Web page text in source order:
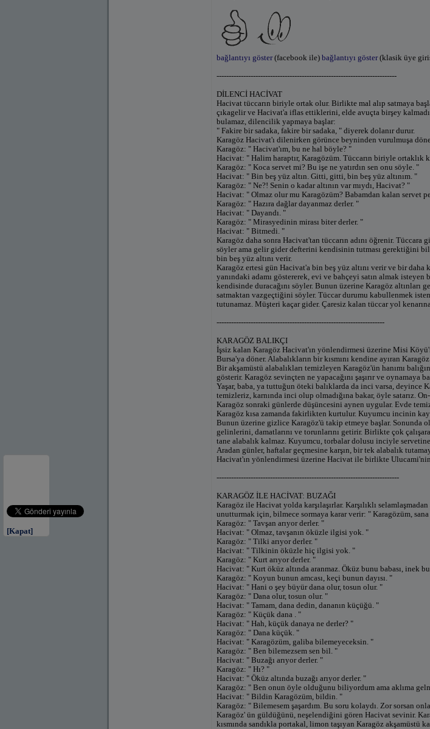
[Kapat]
bağlantıyı göster(facebook ile) bağlantıyı göster(klasik üye
--------------------------------------------------------------------------
DİLENCİ HACİVAT
Hacivat tüccarın biriyle ortak olur. Birlikte mal alıp satmaya
çıkagelir ve Hacivat'a iflas ettiklerini, elde avuçta birşey
bulamaz, dilencilik yapmaya başlar:
" Fakire bir sadaka, fakire bir sadaka, " diyerek dolanır durur.
Karagöz Hacivat'ı dilenirken görünce beyninden vurulmuşa
Karagöz: " Hacivat'ım, bu ne hal böyle? "
Hacivat: " Halim haraptır, Karagözüm. Tüccarın biriyle ortaklık
Karagöz: " Koca servet mi? Bu işe ne yatırdın sen onu söyle. "
Hacivat: " Bin beş yüz altın. Gitti, gitti, bin beş yüz altınım. "
Karagöz: " Ne?! Senin o kadar altının var mıydı, Hacivat? "
Hacivat: " Olmaz olur mu Karagözüm? Babamdan kalan servet
Karagöz: " Hazıra dağlar dayanmaz derler. "
Hacivat: " Dayandı. "
Karagöz: " Mirasyedinin mirası biter derler. "
Hacivat: " Bitmedi. "
Karagöz daha sonra Hacivat'tan tüccarın adını öğrenir.
söyler ama gelir gider defterini kendisinin tutması gerektiğini
bin beş yüz altını verir.
Karagöz ertesi gün Hacivat'a bin beş yüz altını verir ve bir
yanındaki adamı göstererek, evi ve bahçeyi satın almak
kendisinde duracağını söyler. Bunun üzerine Karagöz altınları
satmaktan vazgeçtiğini söyler. Tüccar durumu kabullenmek
tutunamaz. Müşteri kaçar gider. Çaresiz kalan tüccar yol
---------------------------------------------------------------------
KARAGÖZ BALIKÇI
İşsiz kalan Karagöz Hacivat'ın yönlendirmesi üzerine Misi
Bursa'ya döner. Alabalıkların bir kısmını kendine ayıran
Bir akşamüstü alabalıkları temizleyen Karagöz'ün hanımı
gösterir. Karagöz sevinçten ne yapacağını şaşırır ve
Yaşar, baba, ya tuttuğun öteki balıklarda da inci varsa,
temizleriz, karnında inci olup olmadığına bakar, öyle satarız.
Karagöz sonraki günlerde düşüncesini aynen uygular. Evde
Karagöz kısa zamanda fakirlikten kurtulur. Kuyumcu incinin
Bunun üzerine gizlice Karagöz'ü takip etmeye başlar. Sonunda
gelinlerini, damatlarını ve torunlarını getirir. Birlikte çok
tane alabalık kalmaz. Kuyumcu, torbalar dolusu inciyle
Aradan günler, haftalar geçmesine karşın, bir tek alabalık
Hacivat'ın yönlendirmesi üzerine Hacivat ile birlikte Ulucami'nin
---------------------------------------------------------------------------
KARAGÖZ İLE HACİVAT: BUZAĞI
Karagöz ile Hacivat yolda karşılaşırlar. Karşılıklı
unutturmak için, bilmece sormaya karar verir: " Karagözüm, sana
Karagöz: " Tavşan arıyor derler. "
Hacivat: " Olmaz, tavşanın öküzle ilgisi yok. "
Karagöz: " Tilki arıyor derler. "
Hacivat: " Tilkinin öküzle hiç ilgisi yok. "
Karagöz: " Kurt arıyor derler. "
Hacivat: " Kurt öküz altında aranmaz. Öküz bunu babası, inek
Karagöz: " Koyun bunun amcası, keçi bunun dayısı. "
Hacivat: " Hani o şey büyür dana olur, tosun olur. "
Karagöz: " Dana olur, tosun olur. "
Hacivat: " Tamam, dana dedin, dananın küçüğü. "
Karagöz: " Küçük dana . "
Hacivat: " Hah, küçük danaya ne derler? "
Karagöz: " Dana küçük. "
Hacivat: " Karagözüm, galiba bilemeyeceksin. "
Karagöz: " Ben bilemezsem sen bil. "
Hacivat: " Buzağı arıyor derler. "
Karagöz: " Hı? "
Hacivat: " Öküz altında buzağı arıyor derler. "
Karagöz: " Ben onun öyle olduğunu biliyordum ama aklıma
Hacivat: " Bildin Karagözüm, bildin. "
Karagöz: " Bilemesem şaşardım. Bu soru kolaydı. Zor sorsan
Karagöz' ün güldüğünü, neşelendiğini gören Hacivat sevinir.
kısmında sandıkla portakal, limon taşıyan Karagöz akşamüstü